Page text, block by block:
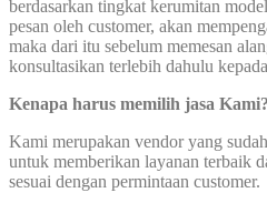
berdasarkan tingkat kerumitan
pesan oleh customer, akan
maka dari itu sebelum memesan
konsultasikan terlebih dahulu
Kenapa harus memilih jasa Kami?
Kami merupakan vendor yang
untuk memberikan layanan terbaik
sesuai dengan permintaan customer.